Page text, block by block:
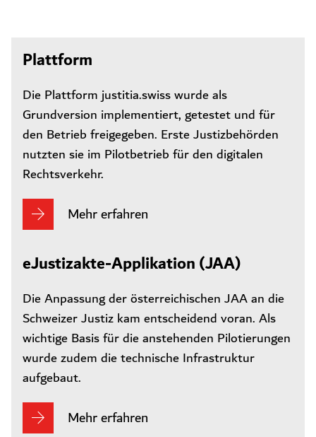
Plattform
Die Plattform justitia.swiss wurde als
Grundversion implementiert, getestet und für
den Betrieb freigegeben. Erste Justizbehörden
nutzten sie im Pilotbetrieb für den digitalen
Rechtsverkehr.
Mehr erfahren
eJustizakte-Applikation (JAA)
Die Anpassung der österreichischen JAA an die
Schweizer Justiz kam entscheidend voran. Als
wichtige Basis für die anstehenden Pilotierungen
wurde zudem die technische Infrastruktur
aufgebaut.
Mehr erfahren